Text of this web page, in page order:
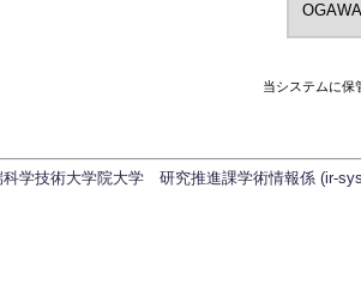
当システムに保
科学技術大学院大学 研究推進課学術情報係 (ir-